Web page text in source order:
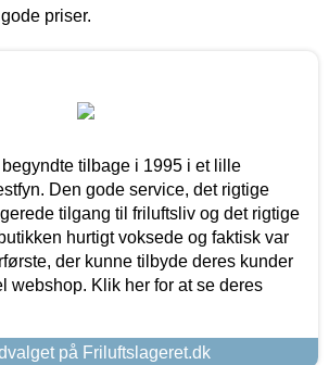
priser.
tilbage i 1995 i et lille
Den gode service, det rigtige
tilgang til friluftsliv og det rigtige
hurtigt voksede og faktisk var
der kunne tilbyde deres kunder
webshop. Klik her for at se deres
på Friluftslageret.dk